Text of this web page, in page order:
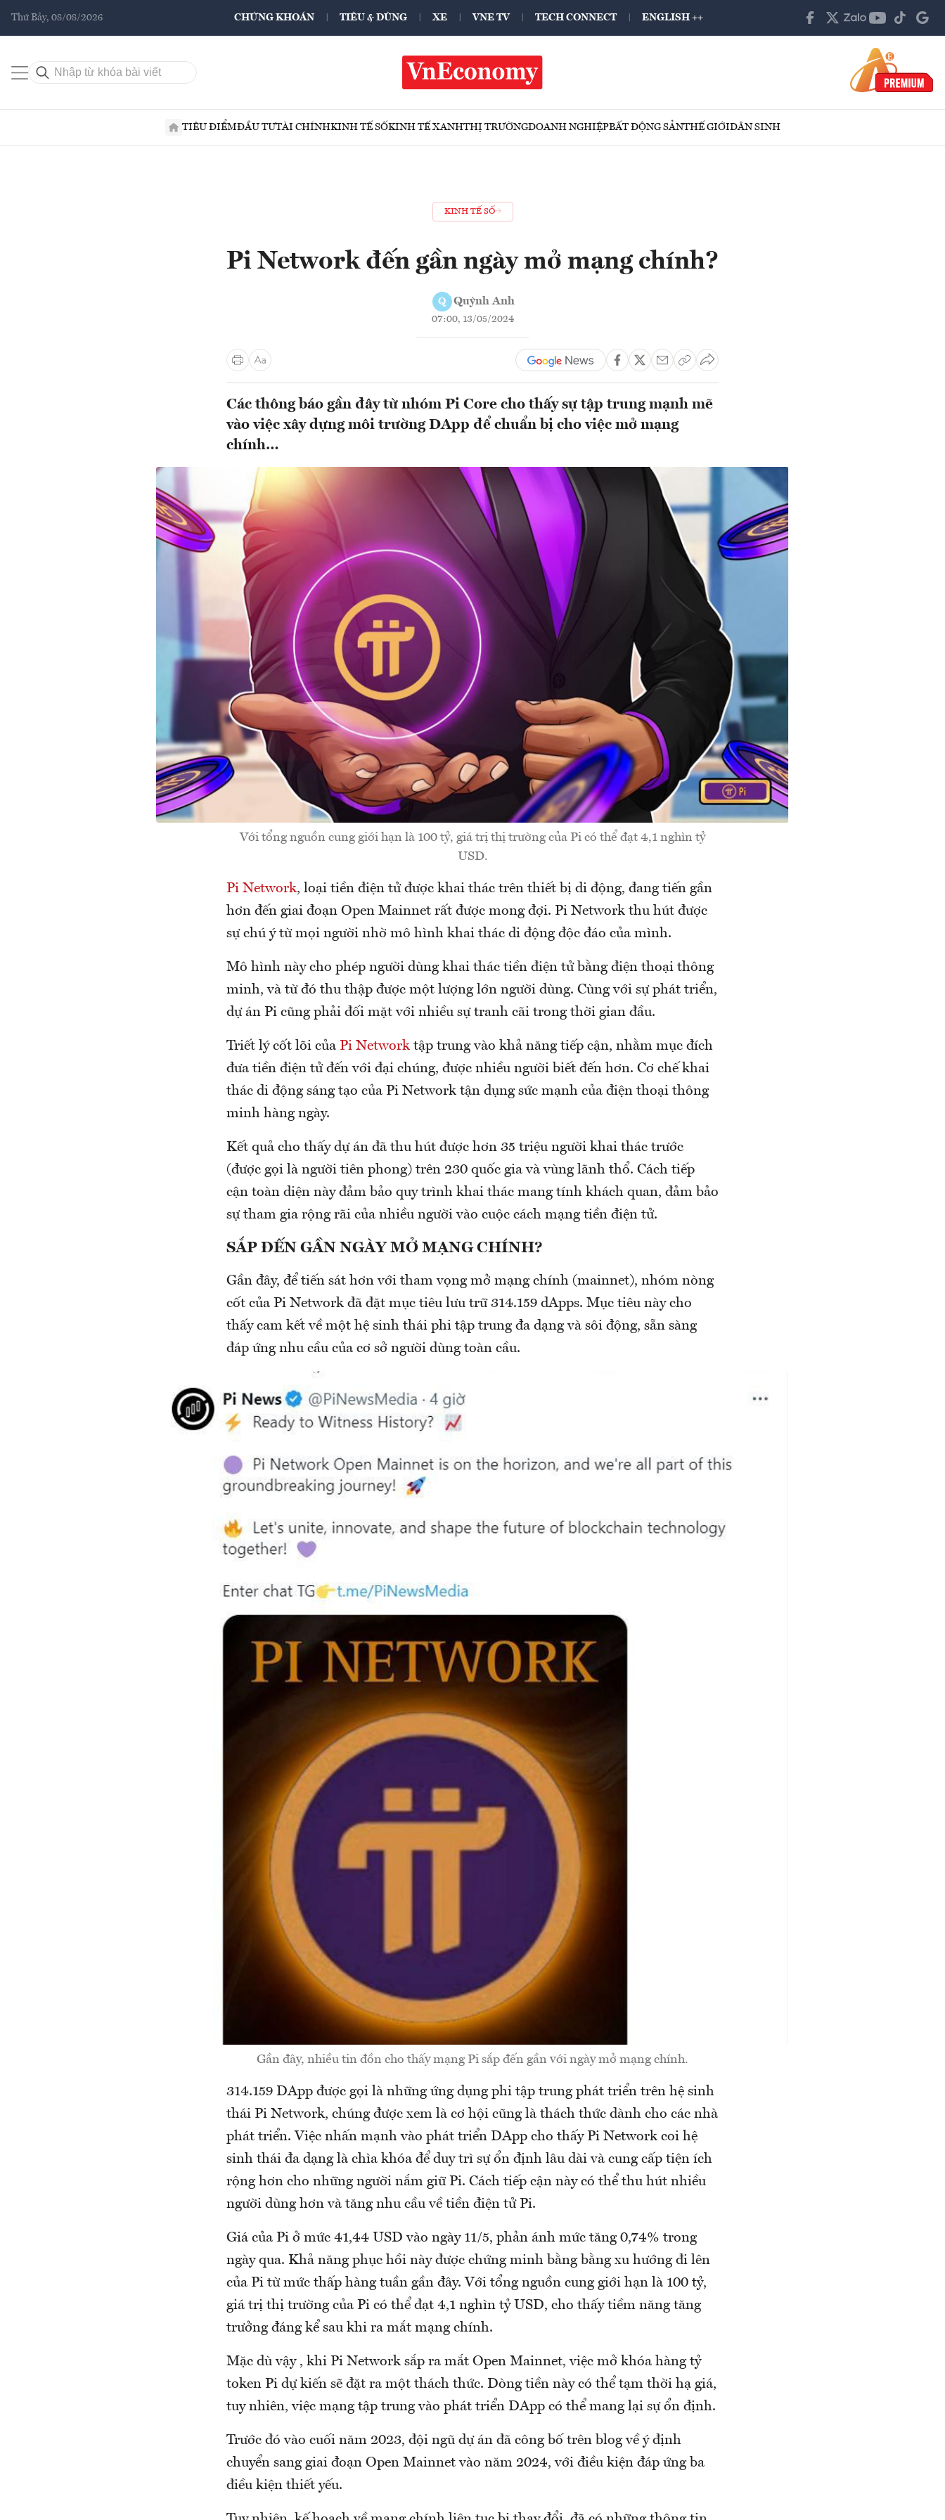
Thứ Bảy, 08/08/2026 CHỨNG KHOÁN TIÊU & DÙNG XE VNE TV TECH CONNECT ENGLISH ++
TIÊU ĐIỂMĐẦU TƯTÀI CHÍNHKINH TẾ SỐKINH TẾ XANHTHỊ TRƯỜNGDOANH NGHIỆPBẤT ĐỘNG SẢNTHẾ GIỚIDÂN SINH
KINH TẾ SỐ
Pi Network đến gần ngày mở mạng chính?
Q Quỳnh Anh
07:00, 13/05/2024
Các thông báo gần đây từ nhóm Pi Core cho thấy sự tập trung mạnh mẽ
vào việc xây dựng môi trường DApp để chuẩn bị cho việc mở mạng
chính…
Với tổng nguồn cung giới hạn là 100 tỷ, giá trị thị trường của Pi có thể đạt 4,1 nghìn tỷ
USD.
Pi Network, loại tiền điện tử được khai thác trên thiết bị di động, đang tiến gần
hơn đến giai đoạn Open Mainnet rất được mong đợi. Pi Network thu hút được
sự chú ý từ mọi người nhờ mô hình khai thác di động độc đáo của mình.
Mô hình này cho phép người dùng khai thác tiền điện tử bằng điện thoại thông
minh, và từ đó thu thập được một lượng lớn người dùng. Cùng với sự phát triển,
dự án Pi cũng phải đối mặt với nhiều sự tranh cãi trong thời gian đầu.
Triết lý cốt lõi của Pi Network tập trung vào khả năng tiếp cận, nhằm mục đích
đưa tiền điện tử đến với đại chúng, được nhiều người biết đến hơn. Cơ chế khai
thác di động sáng tạo của Pi Network tận dụng sức mạnh của điện thoại thông
minh hàng ngày.
Kết quả cho thấy dự án đã thu hút được hơn 35 triệu người khai thác trước
(được gọi là người tiên phong) trên 230 quốc gia và vùng lãnh thổ. Cách tiếp
cận toàn diện này đảm bảo quy trình khai thác mang tính khách quan, đảm bảo
sự tham gia rộng rãi của nhiều người vào cuộc cách mạng tiền điện tử.
SẮP ĐẾN GẦN NGÀY MỞ MẠNG CHÍNH?
Gần đây, để tiến sát hơn với tham vọng mở mạng chính (mainnet), nhóm nòng
cốt của Pi Network đã đặt mục tiêu lưu trữ 314.159 dApps. Mục tiêu này cho
thấy cam kết về một hệ sinh thái phi tập trung đa dạng và sôi động, sẵn sàng
đáp ứng nhu cầu của cơ sở người dùng toàn cầu.
Gần đây, nhiều tin đồn cho thấy mạng Pi sắp đến gần với ngày mở mạng chính.
314.159 DApp được gọi là những ứng dụng phi tập trung phát triển trên hệ sinh
thái Pi Network, chúng được xem là cơ hội cũng là thách thức dành cho các nhà
phát triển. Việc nhấn mạnh vào phát triển DApp cho thấy Pi Network coi hệ
sinh thái đa dạng là chìa khóa để duy trì sự ổn định lâu dài và cung cấp tiện ích
rộng hơn cho những người nắm giữ Pi. Cách tiếp cận này có thể thu hút nhiều
người dùng hơn và tăng nhu cầu về tiền điện tử Pi.
Giá của Pi ở mức 41,44 USD vào ngày 11/5, phản ánh mức tăng 0,74% trong
ngày qua. Khả năng phục hồi này được chứng minh bằng bằng xu hướng đi lên
của Pi từ mức thấp hàng tuần gần đây. Với tổng nguồn cung giới hạn là 100 tỷ,
giá trị thị trường của Pi có thể đạt 4,1 nghìn tỷ USD, cho thấy tiềm năng tăng
trưởng đáng kể sau khi ra mắt mạng chính.
Mặc dù vậy , khi Pi Network sắp ra mắt Open Mainnet, việc mở khóa hàng tỷ
token Pi dự kiến sẽ đặt ra một thách thức. Dòng tiền này có thể tạm thời hạ giá,
tuy nhiên, việc mạng tập trung vào phát triển DApp có thể mang lại sự ổn định.
Trước đó vào cuối năm 2023, đội ngũ dự án đã công bố trên blog về ý định
chuyển sang giai đoạn Open Mainnet vào năm 2024, với điều kiện đáp ứng ba
điều kiện thiết yếu.